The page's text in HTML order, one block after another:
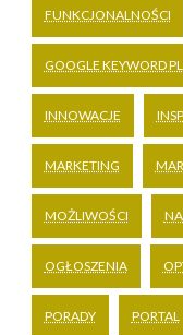
FUNKCJONALNOŚCI
GOOGLE KEYWORD
INNOWACJE
MARKETING
MOŻLIWOŚCI
OGŁOSZENIA
PORADY PORTAL